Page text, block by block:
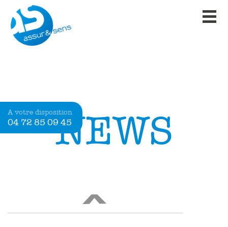
NEWS
Ajoutée le 1 avril 2020
ASSUR&SENS ACCOMPAGNE
LIRE
<